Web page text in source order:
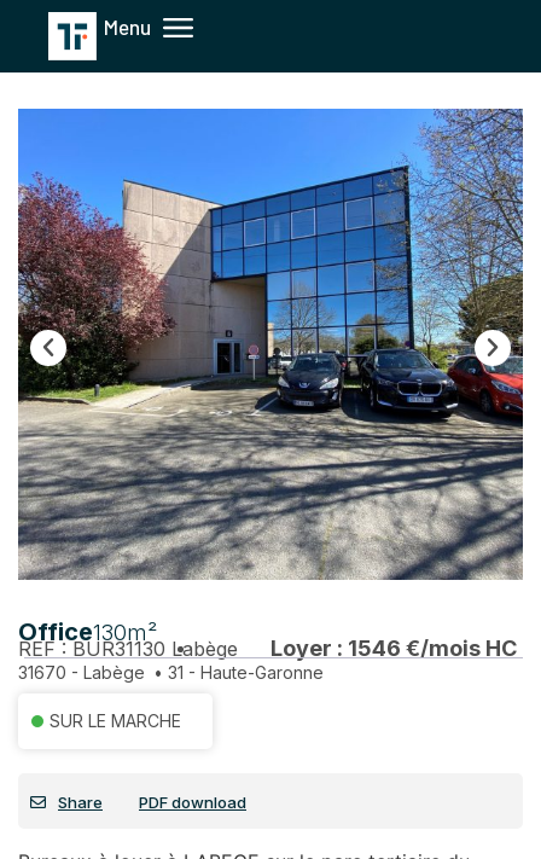
Office130m²
REF : BUR31130 Labège Loyer : 1546 €/mois HC
31670 - Labège • 31 - Haute-Garonne
SUR LE MARCHE
PDF download
Share